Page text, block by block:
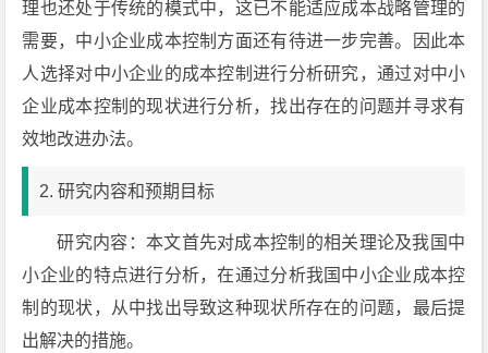
理也还处于传统的模式中，这已不能适应成本战略管理的
需要，中小企业成本控制方面还有待进一步完善。因此本
人选择对中小企业的成本控制进行分析研究，通过对中小
企业成本控制的现状进行分析，找出存在的问题并寻求有
效地改进办法。
2. 研究内容和预期目标
研究内容：本文首先对成本控制的相关理论及我国中
小企业的特点进行分析，在通过分析我国中小企业成本控
制的现状，从中找出导致这种现状所存在的问题，最后提
出解决的措施。